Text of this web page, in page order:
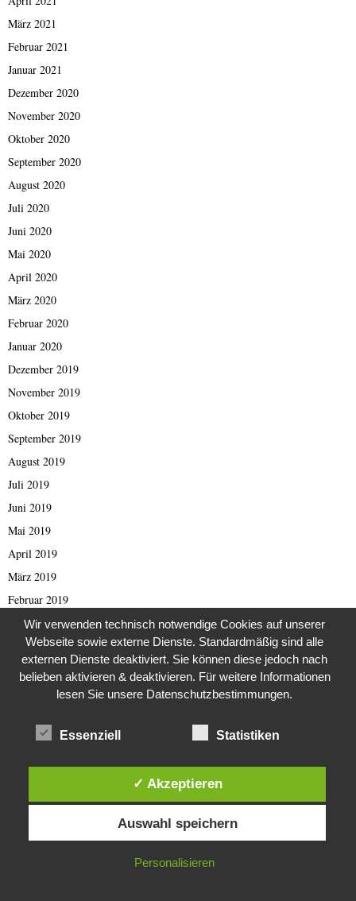
März 2021
Februar 2021
Januar 2021
Dezember 2020
November 2020
Oktober 2020
September 2020
August 2020
Juli 2020
Juni 2020
Mai 2020
April 2020
März 2020
Februar 2020
Januar 2020
Dezember 2019
November 2019
Oktober 2019
September 2019
August 2019
Juli 2019
Juni 2019
Mai 2019
April 2019
März 2019
Februar 2019
Januar 2019
Dezember 2018
November 2018
Oktober 2018
August 2018
Mai 2018
Diese Website verwendet Cookies. Durch die weitere Nutzung dieser
Website stimmst du der Verwendung von Cookies zu.
IN ORDNUNG
Wir verwenden technisch notwendige Cookies auf unserer
Webseite sowie externe Dienste. Standardmäßig sind alle
externen Dienste deaktiviert. Sie können diese jedoch nach
belieben aktivieren & deaktivieren. Für weitere Informationen
lesen Sie unsere Datenschutzbestimmungen.
Essenziell Statistiken
✓ Akzeptieren
Auswahl speichern
Personalisieren